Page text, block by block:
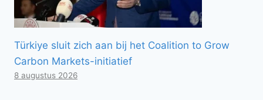
Türkiye sluit zich aan bij het Coalition to Grow
Carbon Markets-initiatief
8 augustus 2026